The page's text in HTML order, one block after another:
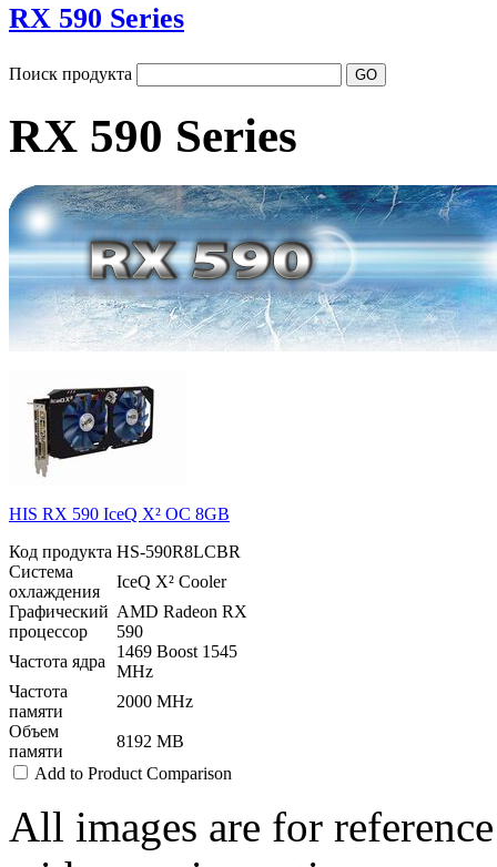
RX 590 Series
Поиск продукта
RX 590 Series
HIS RX 590 IceQ X² OC 8GB
Код продукта HS-590R8LCBR
Система
охлаждения
IceQ X² Cooler
Графический
процессор
AMD Radeon RX
590
Частота ядра
1469 Boost 1545
MHz
Частота
памяти
2000 MHz
Объем
памяти
8192 MB
Add to Product Comparison
All images are for